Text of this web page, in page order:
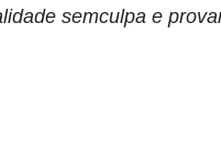
semculpa e